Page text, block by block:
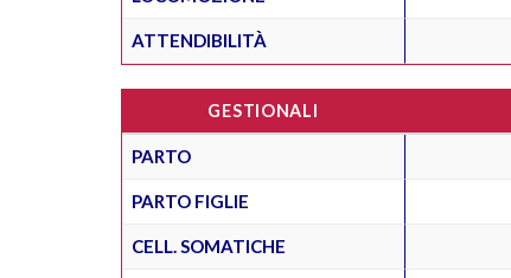
ATTENDIBILITÀ
GESTIONALI
PARTO
PARTO FIGLIE
CELL. SOMATICHE